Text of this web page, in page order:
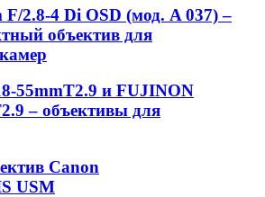
2.8-4 Di OSD (мод. A 037) –
объектив для
55mmT2.9 и FUJINON
– объективы для
Canon
USM